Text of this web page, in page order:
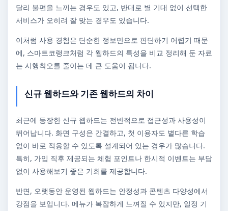
달리 불편을 느끼는 경우도 있고, 반대로 별 기대 없이 선택한
서비스가 오히려 잘 맞는 경우도 있습니다.
이처럼 사용 경험은 단순한 정보만으로 판단하기 어렵기 때문
에, 스마트코랭크처럼 각 웹하드의 특성을 비교 정리해 둔 자료
는 시행착오를 줄이는 데 큰 도움이 됩니다.
신규 웹하드와 기존 웹하드의 차이
최근에 등장한 신규 웹하드는 전반적으로 접근성과 사용성이
뛰어납니다. 화면 구성은 간결하고, 첫 이용자도 별다른 학습
없이 바로 적응할 수 있도록 설계되어 있는 경우가 많습니다.
특히, 가입 직후 제공되는 체험 포인트나 한시적 이벤트는 부담
없이 사용해보기 좋은 기회를 제공합니다.
반면, 오랫동안 운영된 웹하드는 안정성과 콘텐츠 다양성에서
강점을 보입니다. 메뉴가 복잡하게 느껴질 수 있지만, 일정 기